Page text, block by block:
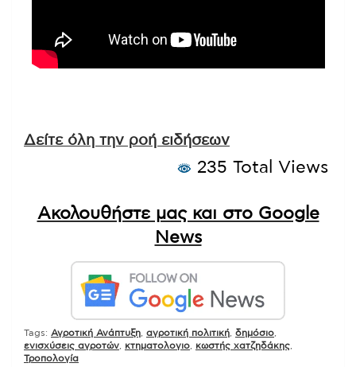
Δείτε όλη την ροή ειδήσεων
235 Total Views
Ακολουθήστε μας και στο Google
News
Tags: Αγροτική Ανάπτυξη αγροτική πολιτική δημόσιο
ενισχύσεις αγροτών
κτηματολογιο κωστής χατζηδάκης
Τροπολογία